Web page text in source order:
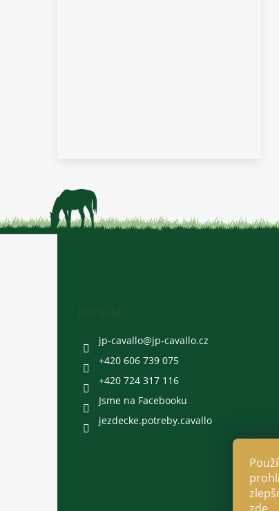
Z
jp-cavallo@jp-cavallo.cz
+420 606 739 075
+420 724 317 116
Jsme na Facebooku
jezdecke.potreby.cavallo